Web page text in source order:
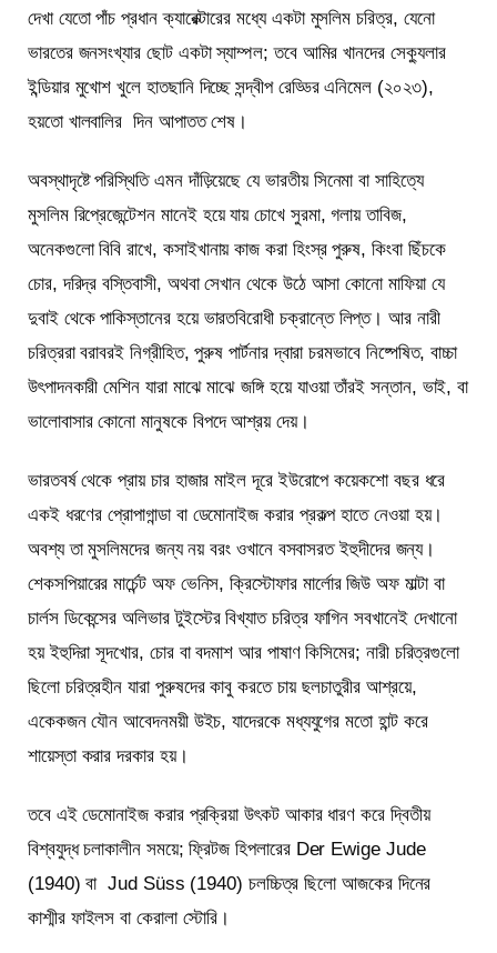
দেখা যেতো পাঁচ প্রধান ক্যারেক্টারের মধ্যে একটা মুসলিম চরিত্র, যেনো
ভারতের জনসংখ্যার ছোট একটা স্যাম্পল; তবে আমির খানদের সেক্যুলার
ইন্ডিয়ার মুখোশ খুলে হাতছানি দিচ্ছে সন্দ্বীপ রেড্ডির এনিমেল (২০২৩),
হয়তো খালবালির দিন আপাতত শেষ।
অবস্থাদৃষ্টে পরিস্থিতি এমন দাঁড়িয়েছে যে ভারতীয় সিনেমা বা সাহিত্যে
মুসলিম রিপ্রেজেন্টেশন মানেই হয়ে যায় চোখে সুরমা, গলায় তাবিজ,
অনেকগুলো বিবি রাখে, কসাইখানায় কাজ করা হিংস্র পুরুষ, কিংবা ছিঁচকে
চোর, দরিদ্র বস্তিবাসী, অথবা সেখান থেকে উঠে আসা কোনো মাফিয়া যে
দুবাই থেকে পাকিস্তানের হয়ে ভারতবিরোধী চক্রান্তে লিপ্ত। আর নারী
চরিত্ররা বরাবরই নিগ্রীহিত, পুরুষ পার্টনার দ্বারা চরমভাবে নিষ্পেষিত, বাচ্চা
উৎপাদনকারী মেশিন যারা মাঝে মাঝে জঙ্গি হয়ে যাওয়া তাঁরই সন্তান, ভাই, বা
ভালোবাসার কোনো মানুষকে বিপদে আশ্রয় দেয়।
ভারতবর্ষ থেকে প্রায় চার হাজার মাইল দূরে ইউরোপে কয়েকশো বছর ধরে
একই ধরণের প্রোপাগান্ডা বা ডেমোনাইজ করার প্রকল্প হাতে নেওয়া হয়।
অবশ্য তা মুসলিমদের জন্য নয় বরং ওখানে বসবাসরত ইহুদীদের জন্য।
শেকসপিয়ারের মার্চেন্ট অফ ভেনিস, ক্রিস্টোফার মার্লোর জিউ অফ মাল্টা বা
চার্লস ডিকেন্সের অলিভার টুইস্টের বিখ্যাত চরিত্র ফাগিন সবখানেই দেখানো
হয় ইহুদিরা সূদখোর, চোর বা বদমাশ আর পাষাণ কিসিমের; নারী চরিত্রগুলো
ছিলো চরিত্রহীন যারা পুরুষদের কাবু করতে চায় ছলচাতুরীর আশ্রয়ে,
একেকজন যৌন আবেদনময়ী উইচ, যাদেরকে মধ্যযুগের মতো হান্ট করে
শায়েস্তা করার দরকার হয়।
তবে এই ডেমোনাইজ করার প্রক্রিয়া উৎকট আকার ধারণ করে দ্বিতীয়
বিশ্বযুদ্ধ চলাকালীন সময়ে; ফ্রিটজ হিপলারের Der Ewige Jude
(1940) বা Jud Süss (1940) চলচ্চিত্র ছিলো আজকের দিনের
কাশ্মীর ফাইলস বা কেরালা স্টোরি।